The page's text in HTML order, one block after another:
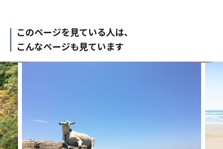
このページを見ている人は、
こんなページも見ています